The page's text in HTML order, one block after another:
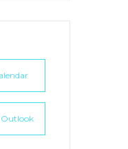
Outlook